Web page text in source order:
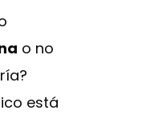
o no
está